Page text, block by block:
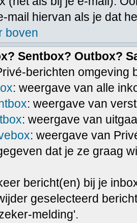
mail hiervan als je dat
boven
Sentbox? Outbox?
berichten omgeving
: weergave van alle
: weergave van
: weergave van
: weergave van
dat je ze graag
bericht(en) bij je
geselecteerd
melding'.